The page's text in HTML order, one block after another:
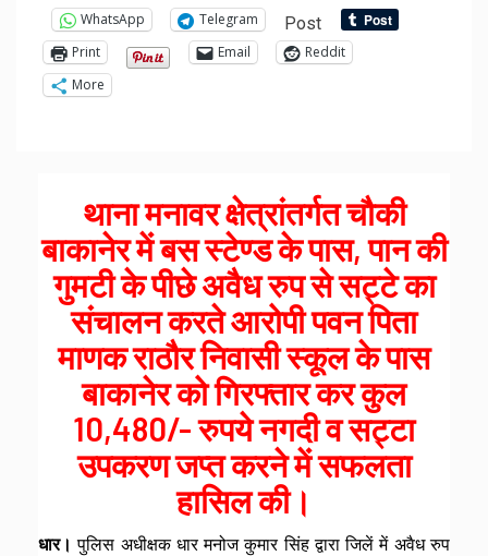
WhatsApp Telegram Post
Print Email
Reddit
More
थाना मनावर क्षेत्रांतर्गत चौकी
बाकानेर में बस स्टेण्ड के पास, पान की
गुमटी के पीछे अवैध रुप से सट्टे का
संचालन करते आरोपी पवन पिता
माणक राठौर निवासी स्कूल के पास
बाकानेर को गिरफ्तार कर कुल
10,480/- रुपये नगदी व सट्टा
उपकरण जप्त करने में सफलता
हासिल की।
धार। पुलिस अधीक्षक धार मनोज कुमार सिंह द्वारा जिलें में अवैध रुप